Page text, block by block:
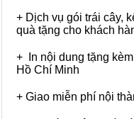
+ Dịch vụ gói trái cây,
quà tặng cho khách
+ In nội dung tặng
Hồ Chí Minh
+ Giao miễn phí nội